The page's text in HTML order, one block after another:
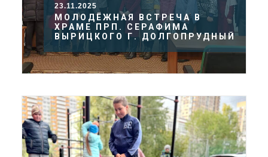
23.11.2025
МОЛОДЁЖНАЯ ВСТРЕЧА В
ХРАМЕ ПРП. СЕРАФИМА
ВЫРИЦКОГО Г. ДОЛГОПРУДНЫЙ